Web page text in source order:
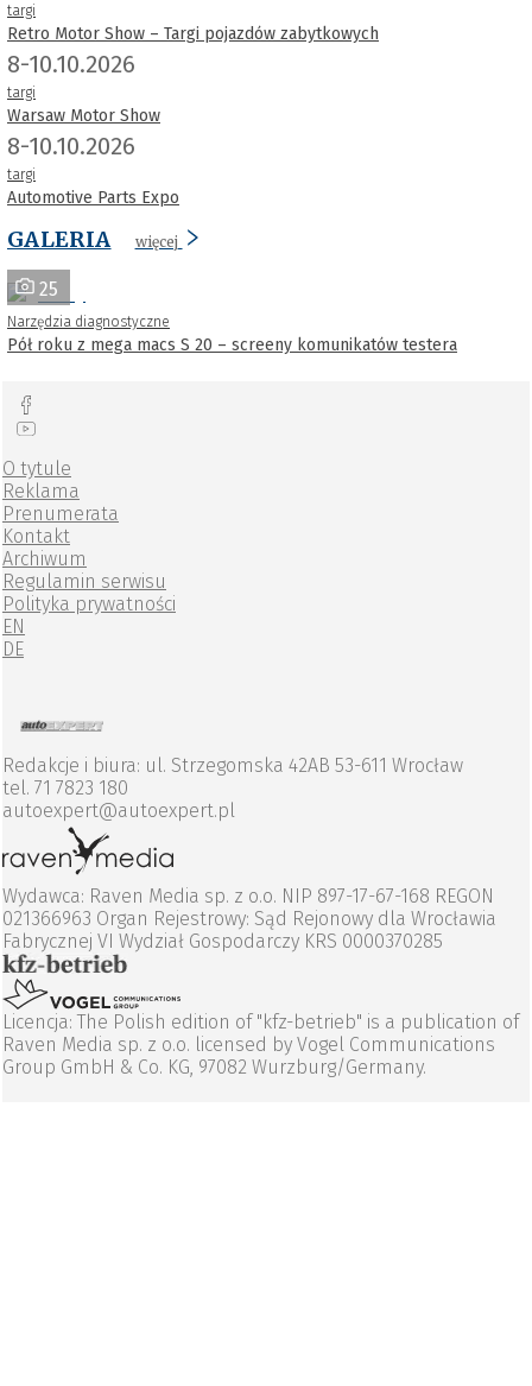
targi
Retro Motor Show – Targi pojazdów zabytkowych
8-10.10.2026
targi
Warsaw Motor Show
8-10.10.2026
targi
Automotive Parts Expo
GALERIA więcej
25
Narzędzia diagnostyczne
Pół roku z mega macs S 20 – screeny komunikatów testera
O tytule
Reklama
Prenumerata
Kontakt
Archiwum
Regulamin serwisu
Polityka prywatności
EN
DE
Redakcje i biura: ul. Strzegomska 42AB 53-611 Wrocław
tel. 71 7823 180
autoexpert@autoexpert.pl
Wydawca: Raven Media sp. z o.o. NIP 897-17-67-168 REGON
021366963 Organ Rejestrowy: Sąd Rejonowy dla Wrocławia
Fabrycznej VI Wydział Gospodarczy KRS 0000370285
Licencja: The Polish edition of "kfz-betrieb" is a publication of
Raven Media sp. z o.o. licensed by Vogel Communications
Group GmbH & Co. KG, 97082 Wurzburg/Germany.